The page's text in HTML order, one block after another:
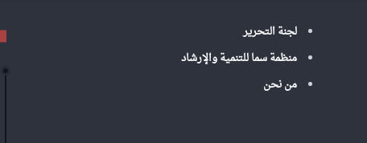
لجنة التحرير
منظمة سما للتنمية والإرشاد
من نحن